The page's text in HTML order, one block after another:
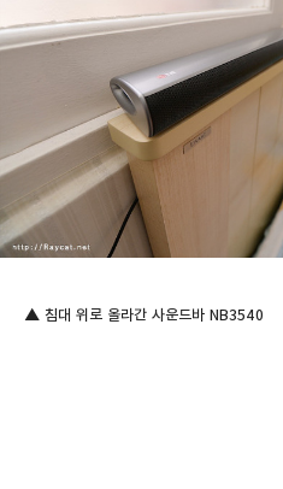
▲ 침대 위로 올라간 사운드바 NB3540